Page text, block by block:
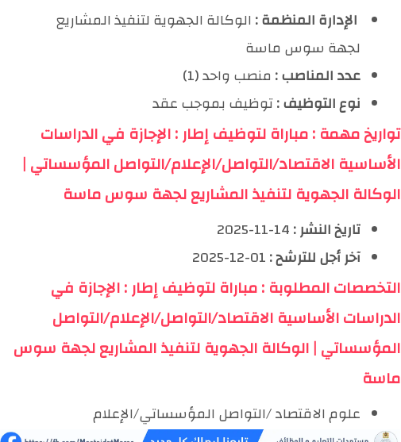
️ الإدارة المنظمة : الوكالة الجهوية لتنفيذ المشاريع
لجهة سوس ماسة
عدد المناصب : منصب واحد (1)
نوع التوظيف :توظيف بموجب عقد
تواريخ مهمة : مباراة لتوظيف إطار : الإجازة في الدراسات
الأساسية الاقتصاد/التواصل/الإعلام/التواصل المؤسساتي |
الوكالة الجهوية لتنفيذ المشاريع لجهة سوس ماسة
تاريخ النشر :
آخر أجل للترشح :
التخصصات المطلوبة : مباراة لتوظيف إطار : الإجازة في
الدراسات الأساسية الاقتصاد/التواصل/الإعلام/التواصل
المؤسساتي | الوكالة الجهوية لتنفيذ المشاريع لجهة سوس
ماسة
علوم الاقتصاد /التواصل المؤسساتي/الإعلام